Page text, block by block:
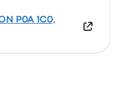
P0A 1C0,